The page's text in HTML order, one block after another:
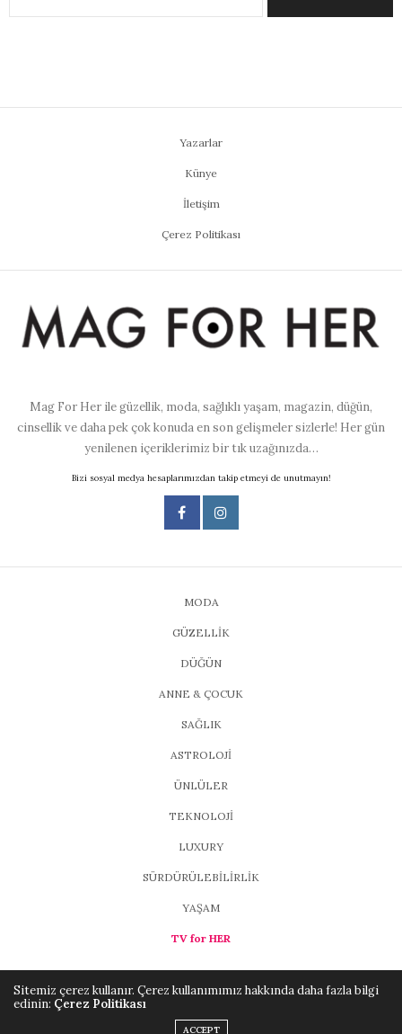
Yazarlar
Künye
İletişim
Çerez Politikası
Mag For Her ile güzellik, moda, sağlıklı yaşam, magazin, düğün,
cinsellik ve daha pek çok konuda en son gelişmeler sizlerle! Her gün
yenilenen içeriklerimiz bir tık uzağınızda…
Bizi sosyal medya hesaplarımızdan takip etmeyi de unutmayın!
MODA
GÜZELLİK
DÜĞÜN
ANNE & ÇOCUK
SAĞLIK
ASTROLOJİ
ÜNLÜLER
TEKNOLOJİ
LUXURY
SÜRDÜRÜLEBİLİRLİK
YAŞAM
TV for HER
Copyright ©2021, MAGFORHER
Sitemiz çerez kullanır. Çerez kullanımımız hakkında daha fazla bilgi
edinin: Çerez Politikası
ACCEPT